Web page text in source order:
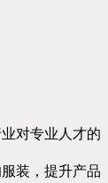
对专业人才的
装，提升产品